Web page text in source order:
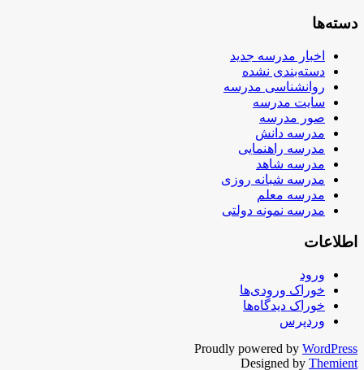
دسته‌ها
اخبار مدرسه جدید
دسته‌بندی نشده
روانشناسی مدرسه
سایت مدرسه
صور مدرسه
مدرسه دانش
مدرسه راهنمایی
مدرسه شاهد
مدرسه شبانه روزی
مدرسه معلم
مدرسه نمونه دولتی
اطلاعات
ورود
خوراک ورودی‌ها
خوراک دیدگاه‌ها
وردپرس
Proudly powered by WordPress
Designed by Themient